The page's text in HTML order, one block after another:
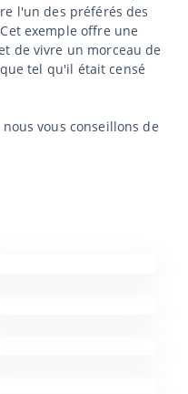
l'un des préférés des
exemple offre une
de vivre un morceau de
tel qu'il était censé
vous conseillons de